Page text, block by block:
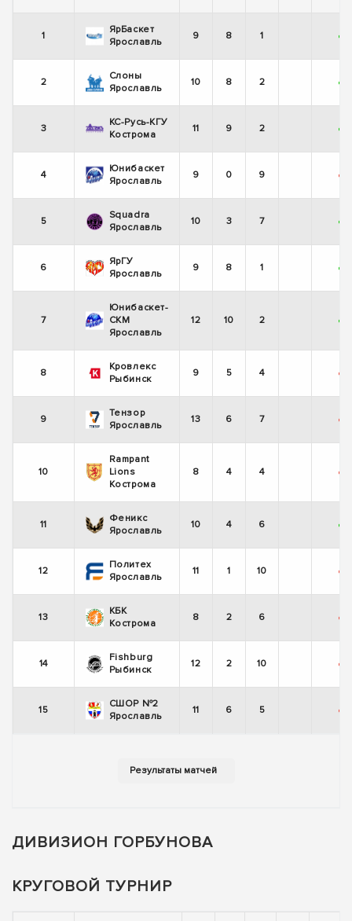
1
ЯрБаскет
Ярославль
9 8 1 +
2
Слоны
Ярославль
10 8 2 +
3
КС-Русь-КГУ
Кострома
11 9 2 +
4
Юнибаскет
Ярославль
9 0 9 -
5
Squadra
Ярославль
10 3 7 +
6
ЯрГУ
Ярославль
9 8 1 +
7
Юнибаскет-
СКМ
Ярославль
12 10 2 +
8
Кровлекс
Рыбинск
9 5 4 -
9
Тензор
Ярославль
13 6 7 -
10
Rampant
Lions
Кострома
8 4 4 -
11
Феникс
Ярославль
10 4 6 +
12
Политех
Ярославль
11 1 10 -
13
КБК
Кострома
8 2 6 -
14
Fishburg
Рыбинск
12 2 10 -
15
СШОР №2
Ярославль
11 6 5 -
ДИВИЗИОН ГОРБУНОВА
КРУГОВОЙ ТУРНИР